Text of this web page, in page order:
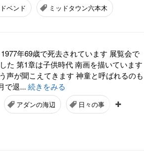
ベンド ミッドタウン六本木
年69歳で死去されています 展覧会で
た 第1章は子供時代 南画を描いています
声が聞こえてきます 神童と呼ばれるのも
で退... 続きをみる
アダンの海辺 日々の事